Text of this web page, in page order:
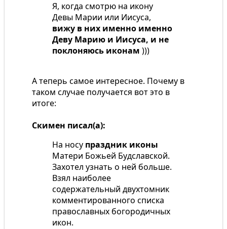
Я, когда смотрю на икону
Девы Марии или Иисуса,
вижу в них именно именно
Деву Марию и Иисуса, и не
поклоняюсь иконам )))
А теперь самое интересное. Почему в
таком случае получается вот это в
итоге:
Скимен писал(а):
На носу праздник иконы
Матери Божьей Будславской.
Захотел узнать о ней больше.
Взял наиболее
содержательный двухтомник
комментированного списка
православных богородичных
икон.